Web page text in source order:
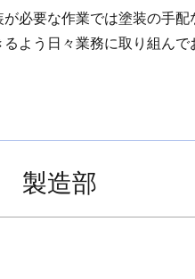
が必要な作業では塗装の手
よう日々業務に取り組んで
製造部